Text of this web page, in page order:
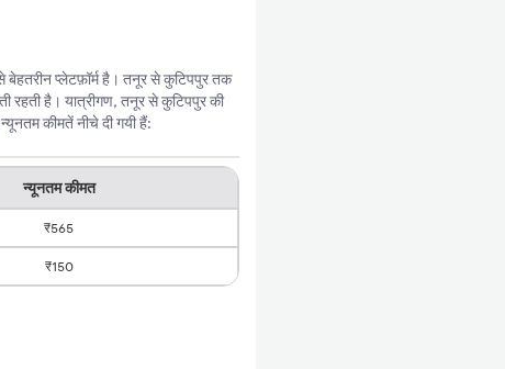
प्लेटफ़ॉर्म है। तनूर से कुटिपपुर तक
रहती है। यात्रीगण, तनूर से कुटिपपुर की
कीमतें नीचे दी गयी हैं:
न्यूनतम कीमत
₹565
₹150